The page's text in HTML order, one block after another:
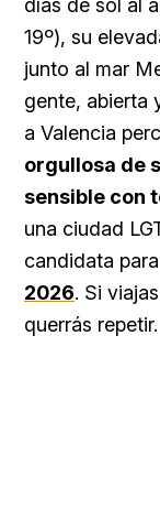
19º), su
junto al mar
gente, abierta
a Valencia
orgullosa de
sensible con
una ciudad
candidata
2026. Si
querrás repetir.